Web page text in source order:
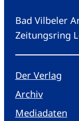
Bad Vilbeler
Zeitungsring
Der Verlag
Archiv
Mediadaten